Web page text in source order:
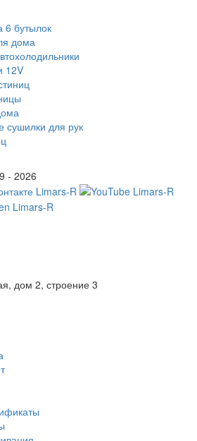
бутылок
дома
12V
сушилки для рук
- 2026
дом 2, строение 3